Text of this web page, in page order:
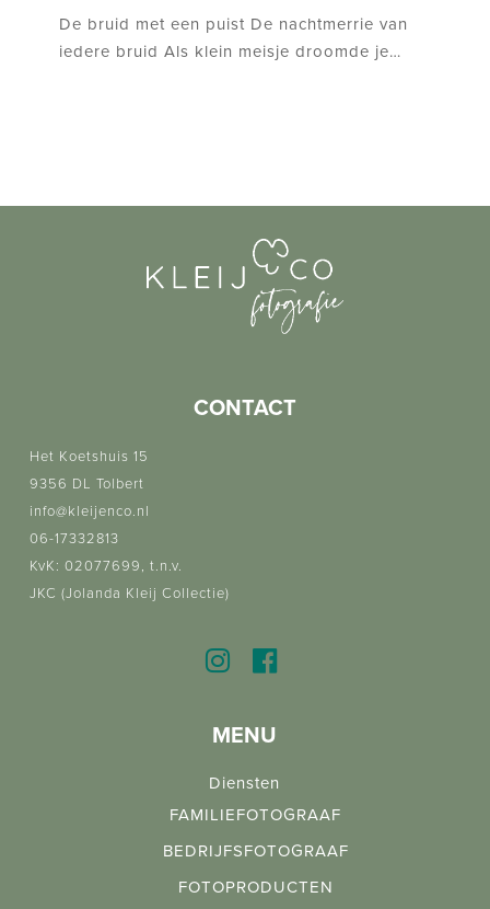
puist
De bruid met een puist De nachtmerrie van
iedere bruid Als klein meisje droomde je…
CONTACT
Het Koetshuis 15
9356 DL Tolbert
info@kleijenco.nl
06-17332813
KvK: 02077699, t.n.v.
JKC (Jolanda Kleij Collectie)
MENU
Diensten
FAMILIEFOTOGRAAF
BEDRIJFSFOTOGRAAF
FOTOPRODUCTEN